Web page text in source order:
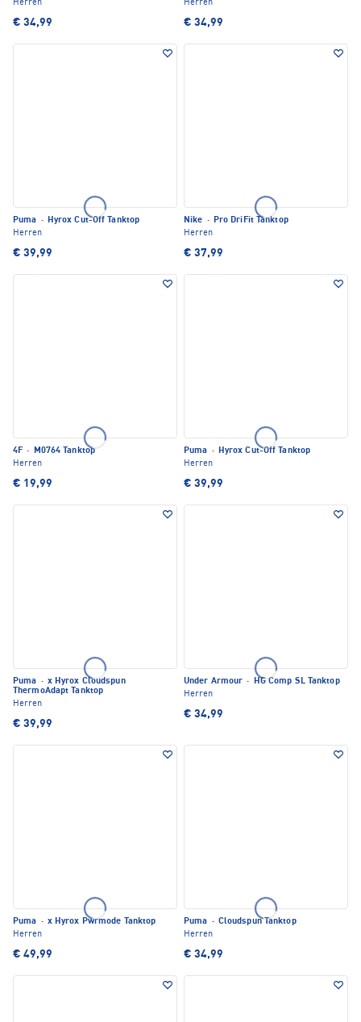
Herren
€ 34,99
Herren
€ 34,99
Puma · Hyrox Cut-Off Tanktop
Herren
€ 39,99
Nike · Pro DriFit Tanktop
Herren
€ 37,99
4F ·
M0764 Tanktop
Herren
€ 19,99
Puma · Hyrox Cut-Off Tanktop
Herren
€ 39,99
Puma · x Hyrox Cloudspun
ThermoAdapt Tanktop
Herren
€ 39,99
Under Armour ·
HG Comp SL Tanktop
Herren
€ 34,99
Puma · x Hyrox Pwrmode Tanktop
Herren
€ 49,99
Puma · Cloudspun Tanktop
Herren
€ 34,99